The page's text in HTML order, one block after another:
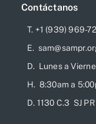
Contáctanos
T. +1 (939) 969-
E.
D. Lunes a
H. 8:30am a
D. 1130 C.3 SJ